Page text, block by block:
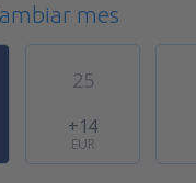
mes
25
+14
EUR